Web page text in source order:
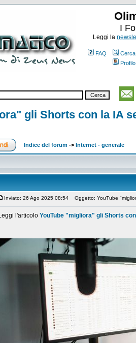
I
Leggi la
FAQ
Cerca
Profilo
gli Shorts con la IA
Indice del forum -> Internet - generale
Inviato: 26 Ago 2025 08:54 Oggetto: YouTube
l'articolo YouTube "migliora" gli Shorts